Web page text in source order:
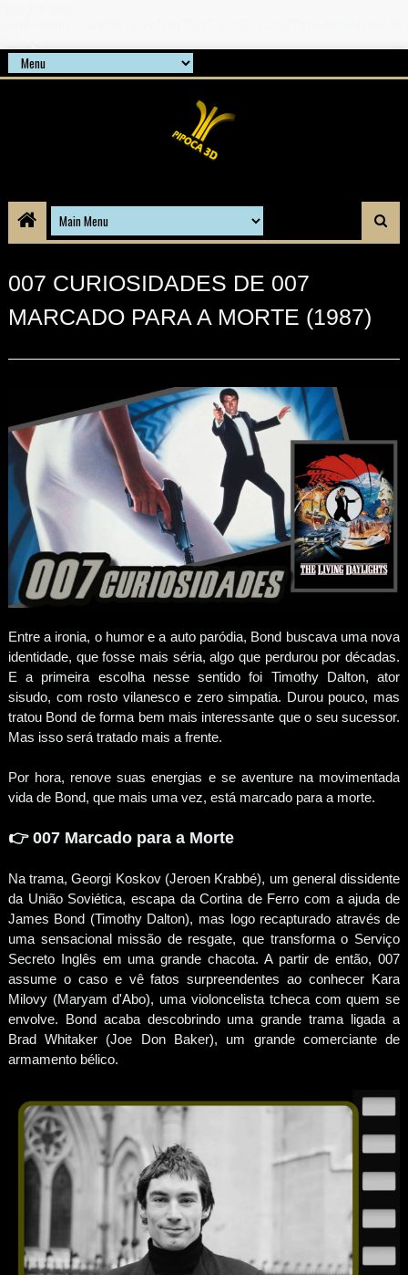
007 CURIOSIDADES DE 007
MARCADO PARA A MORTE (1987)
Entre a ironia, o humor e a auto paródia, Bond buscava uma nova
identidade, que fosse mais séria, algo que perdurou por décadas.
E a primeira escolha nesse sentido foi Timothy Dalton, ator
sisudo, com rosto vilanesco e zero simpatia. Durou pouco, mas
tratou Bond de forma bem mais interessante que o seu sucessor.
Mas isso será tratado mais a frente.
Por hora, renove suas energias e se aventure na movimentada
vida de Bond, que mais uma vez, está marcado para a morte.
👉 007 Marcado para a Morte
Na trama, Georgi Koskov (Jeroen Krabbé), um general dissidente
da União Soviética, escapa da Cortina de Ferro com a ajuda de
James Bond (Timothy Dalton), mas logo recapturado através de
uma sensacional missão de resgate, que transforma o Serviço
Secreto Inglês em uma grande chacota. A partir de então, 007
assume o caso e vê fatos surpreendentes ao conhecer Kara
Milovy (Maryam d'Abo), uma violoncelista tcheca com quem se
envolve. Bond acaba descobrindo uma grande trama ligada a
Brad Whitaker (Joe Don Baker), um grande comerciante de
armamento bélico.